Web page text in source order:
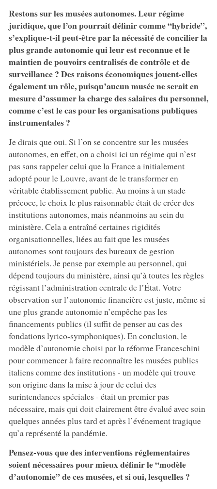
Restons sur les musées autonomes. Leur régime
juridique, que l’on pourrait définir comme “hybride”,
s’explique-t-il peut-être par la nécessité de concilier la
plus grande autonomie qui leur est reconnue et le
maintien de pouvoirs centralisés de contrôle et de
surveillance ? Des raisons économiques jouent-elles
également un rôle, puisqu’aucun musée ne serait en
mesure d’assumer la charge des salaires du personnel,
comme c’est le cas pour les organisations publiques
instrumentales ?
Je dirais que oui. Si l’on se concentre sur les musées
autonomes, en effet, on a choisi ici un régime qui n’est
pas sans rappeler celui que la France a initialement
adopté pour le Louvre, avant de le transformer en
véritable établissement public. Au moins à un stade
précoce, le choix le plus raisonnable était de créer des
institutions autonomes, mais néanmoins au sein du
ministère. Cela a entraîné certaines rigidités
organisationnelles, liées au fait que les musées
autonomes sont toujours des bureaux de gestion
ministériels. Je pense par exemple au personnel, qui
dépend toujours du ministère, ainsi qu’à toutes les règles
régissant l’administration centrale de l’État. Votre
observation sur l’autonomie financière est juste, même si
une plus grande autonomie n’empêche pas les
financements publics (il suffit de penser au cas des
fondations lyrico-symphoniques). En conclusion, le
modèle d’autonomie choisi par la réforme Franceschini
pour commencer à faire reconnaître les musées publics
italiens comme des institutions - un modèle qui trouve
son origine dans la mise à jour de celui des
surintendances spéciales - était un premier pas
nécessaire, mais qui doit clairement être évalué avec soin
quelques années plus tard et après l’événement tragique
qu’a représenté la pandémie.
Pensez-vous que des interventions réglementaires
soient nécessaires pour mieux définir le “modèle
d’autonomie” de ces musées, et si oui, lesquelles ?